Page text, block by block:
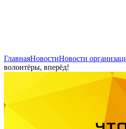
ГлавнаяНовостиНовости
волонтёры, вперёд!